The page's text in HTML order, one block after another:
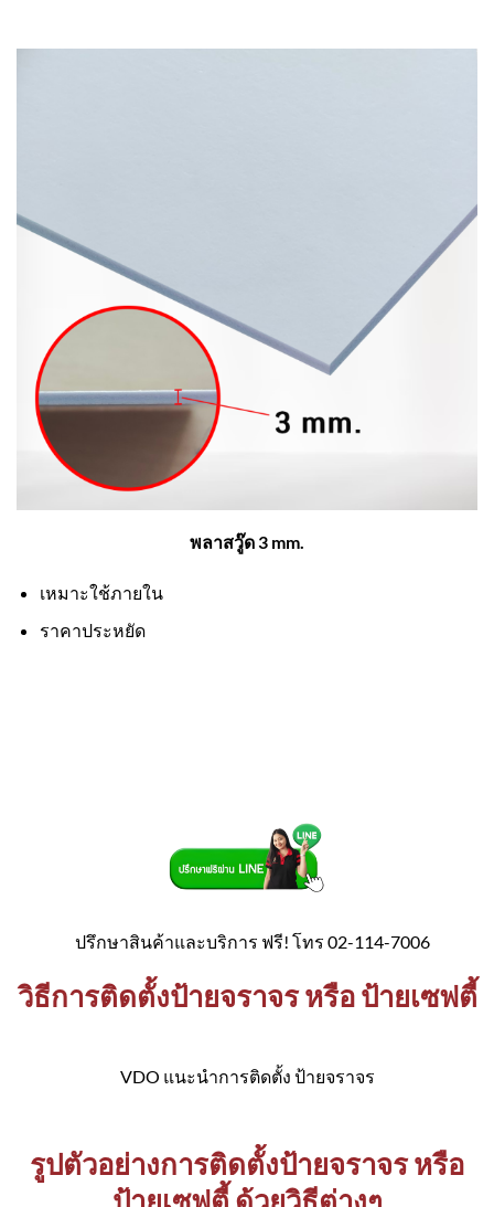
พลาสวู๊ด 3 mm.
เหมาะใช้ภายใน
ราคาประหยัด
ปรึกษาสินค้าและบริการ ฟรี! โทร 02-114-7006
วิธีการติดตั้งป้ายจราจร หรือ ป้ายเซฟตี้
VDO แนะนำการติดตั้ง ป้ายจราจร
รูปตัวอย่างการติดตั้งป้ายจราจร หรือ
ป้ายเซฟตี้ ด้วยวิธีต่างๆ